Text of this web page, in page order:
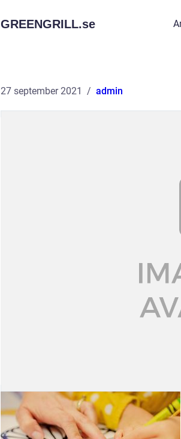
GREENGRILL.se
27 september 2021 admin